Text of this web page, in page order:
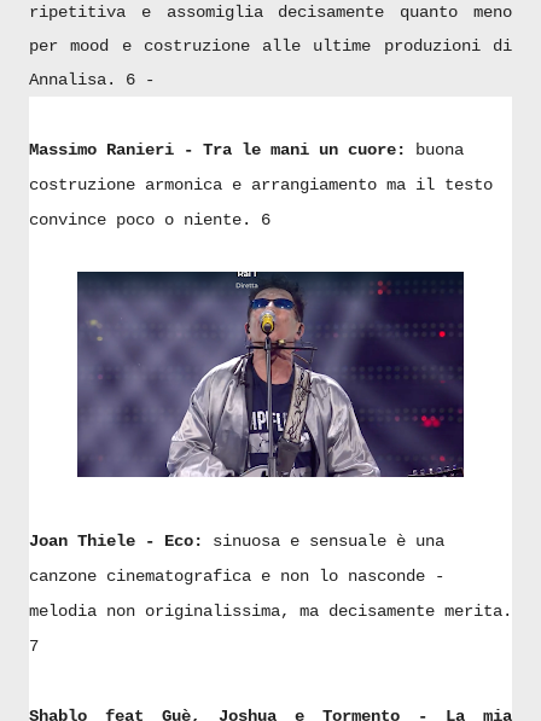
ripetitiva e assomiglia decisamente quanto meno
per mood e costruzione alle ultime produzioni di
Annalisa. 6 -
Massimo Ranieri - Tra le mani un cuore:
buona
costruzione armonica e arrangiamento ma il testo
convince poco o niente. 6
Joan Thiele - Eco: sinuosa e sensuale è una
canzone cinematografica e non lo nasconde -
melodia non originalissima, ma decisamente merita.
7
Shablo feat Guè, Joshua e Tormento - La mia